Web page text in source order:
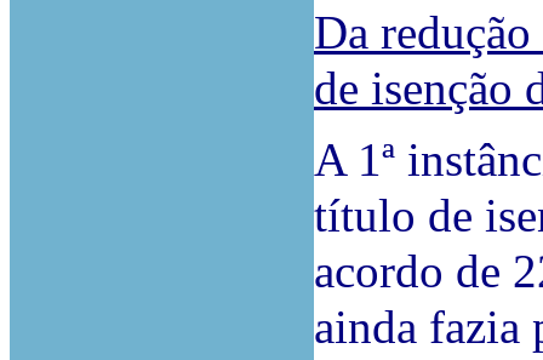
Da
de isenção
A 1ª
título de
acordo de
ainda fazia